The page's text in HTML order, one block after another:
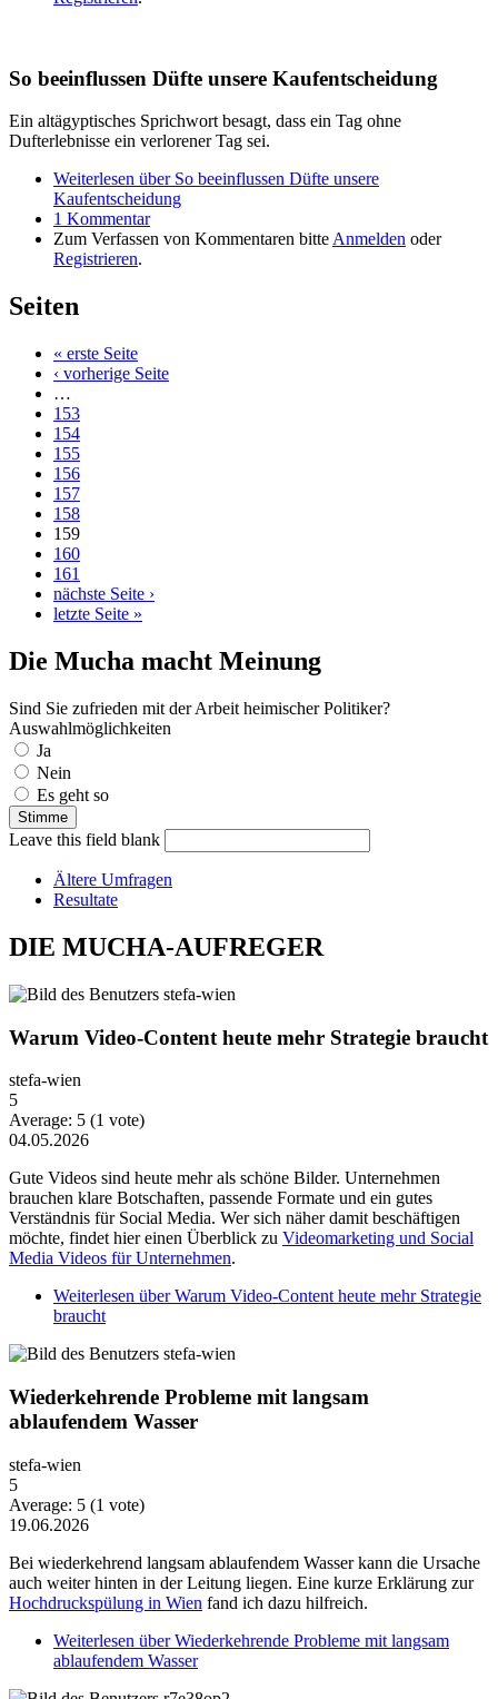
So beeinflussen Düfte unsere Kaufentscheidung
Ein altägyptisches Sprichwort besagt, dass ein Tag ohne
Dufterlebnisse ein verlorener Tag sei.
Weiterlesen über So beeinflussen Düfte unsere
Kaufentscheidung
1 Kommentar
Zum Verfassen von Kommentaren bitte Anmelden oder
Registrieren.
Seiten
« erste Seite
‹ vorherige Seite
…
153
154
155
156
157
158
159
160
161
nächste Seite ›
letzte Seite »
Die Mucha macht Meinung
Sind Sie zufrieden mit der Arbeit heimischer Politiker?
Auswahlmöglichkeiten
Ja
Nein
Es geht so
Leave this field blank
Ältere Umfragen
Resultate
DIE MUCHA-AUFREGER
Warum Video-Content heute mehr Strategie braucht
stefa-wien
5
Average: 5 (1 vote)
04.05.2026
Gute Videos sind heute mehr als schöne Bilder. Unternehmen
brauchen klare Botschaften, passende Formate und ein gutes
Verständnis für Social Media. Wer sich näher damit beschäftigen
möchte, findet hier einen Überblick zu Videomarketing und Social
Media Videos für Unternehmen.
Weiterlesen über Warum Video-Content heute mehr Strategie
braucht
Wiederkehrende Probleme mit langsam
ablaufendem Wasser
stefa-wien
5
Average: 5 (1 vote)
19.06.2026
Bei wiederkehrend langsam ablaufendem Wasser kann die Ursache
auch weiter hinten in der Leitung liegen. Eine kurze Erklärung zur
Hochdruckspülung in Wien fand ich dazu hilfreich.
Weiterlesen über Wiederkehrende Probleme mit langsam
ablaufendem Wasser